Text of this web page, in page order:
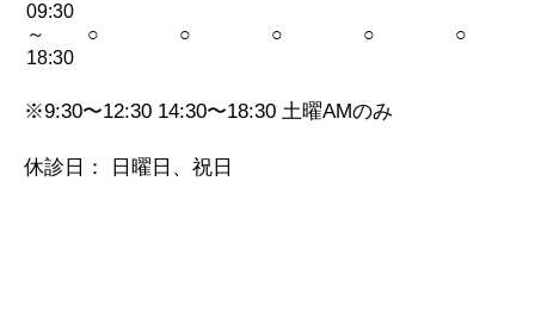
09:30
～
18:30
○ ○ ○ ○ ○
※9:30〜12:30 14:30〜18:30 土曜AMのみ
休診日： 日曜日、祝日